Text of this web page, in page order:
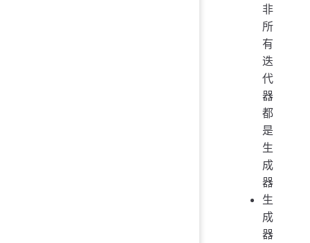
非
所
有
迭
代
器
都
是
生
成
器
生
成
器